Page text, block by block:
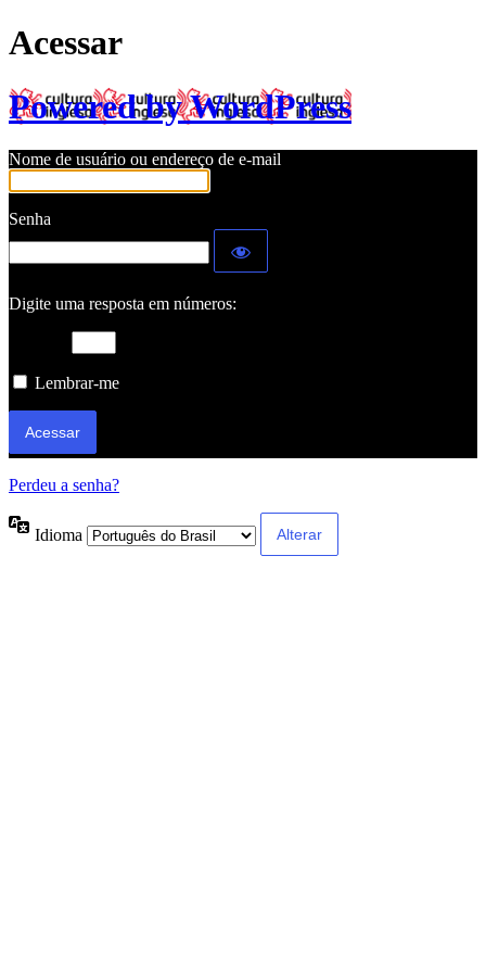
Acessar
Powered by WordPress
Nome de usuário ou endereço de e-mail
Senha
Digite uma resposta em números:
Lembrar-me
Perdeu a senha?
Idioma